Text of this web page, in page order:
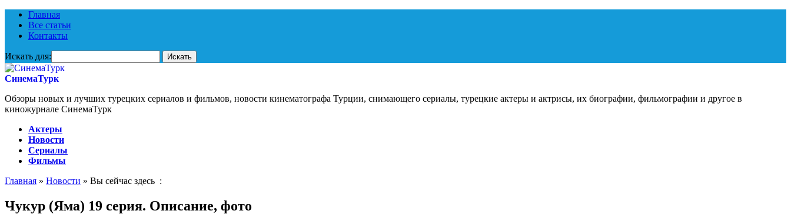
Главная
Все статьи
Контакты
Искать для:
СинемаТурк
Обзоры новых и лучших турецких сериалов и фильмов, новости кинематографа Турции, снимающего сериалы, турецкие актеры и актрисы, их биографии, фильмографии и другое в
киножурнале СинемаТурк
Актеры
Новости
Сериалы
Фильмы
Главная » Новости » Вы сейчас здесь :
Чукур (Яма) 19 серия. Описание, фото